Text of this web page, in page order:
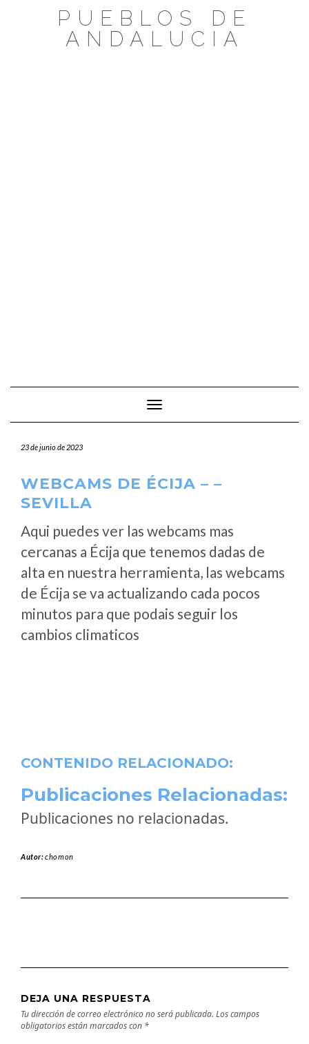
PUEBLOS DE
ANDALUCIA
Cambiar modo de navegación
23 de junio de 2023
WEBCAMS DE ÉCIJA – –
SEVILLA
Aqui puedes ver las webcams mas
cercanas a Écija que tenemos dadas de
alta en nuestra herramienta, las webcams
de Écija se va actualizando cada pocos
minutos para que podais seguir los
cambios climaticos
CONTENIDO RELACIONADO:
Publicaciones Relacionadas:
Publicaciones no relacionadas.
Autor:chomon
DEJA UNA RESPUESTA
Tu dirección de correo electrónico no será publicada. Los campos
obligatorios están marcados con *